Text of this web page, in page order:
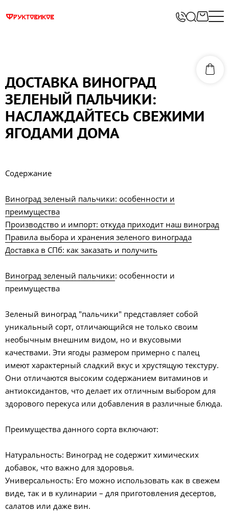
ДОСТАВКА ВИНОГРАД
ЗЕЛЕНЫЙ ПАЛЬЧИКИ:
НАСЛАЖДАЙТЕСЬ СВЕЖИМИ
ЯГОДАМИ ДОМА
Содержание
Виноград зеленый пальчики: особенности и
преимущества
Производство и импорт: откуда приходит наш виноград
Правила выбора и хранения зеленого винограда
Доставка в СПб: как заказать и получить
Виноград зеленый пальчики: особенности и
преимущества
Зеленый виноград "пальчики" представляет собой
уникальный сорт, отличающийся не только своим
необычным внешним видом, но и вкусовыми
качествами. Эти ягоды размером примерно с палец
имеют характерный сладкий вкус и хрустящую текстуру.
Они отличаются высоким содержанием витаминов и
антиоксидантов, что делает их отличным выбором для
здорового перекуса или добавления в различные блюда.
Преимущества данного сорта включают:
Натуральность: Виноград не содержит химических
добавок, что важно для здоровья.
Универсальность: Его можно использовать как в свежем
виде, так и в кулинарии – для приготовления десертов,
салатов или даже вин.